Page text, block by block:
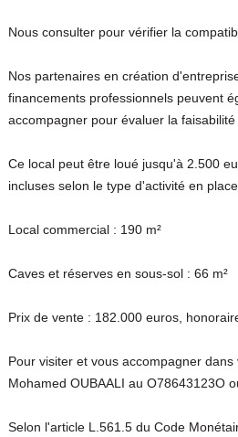
Nous consulter pour vérifier la
Nos partenaires en création
financements professionnels peuvent
accompagner pour évaluer la
Ce local peut être loué jusqu'à 2.500
incluses selon le type d'activité en
Local commercial : 190 m²
Caves et réserves en sous-sol : 66 m²
Prix de vente : 182.000 euros,
Pour visiter et vous accompagner
Mohamed OUBAALI au O78643123O
Selon l'article L.561.5 du Code